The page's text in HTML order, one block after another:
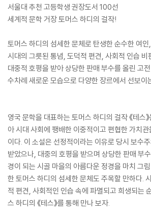
서울대 추천 고등학생 권장도서 100선
세계적 문학 거장 토머스 하디의 걸작!
토머스 하디의 섬세한 문체로 탄생한 순수한 여인
시대의 그릇된 통념, 도덕적 편견, 사회적 인습 비
대중적 호평을 받아 상당한 판매 부수를 올린 고전
수차례 새로운 모습으로 다양한 장르에서 선보이
영국 문학을 대표하는 토머스 하디의 걸작 《테스
아 시대 사회에 팽배한 이중적이고 편협한 가치
이다. 이 소설은 선정적이라는 이유로 당시 보수
받았으나, 대중의 호평을 받으며 상당한 판매 부
경이 되는 시골 마을의 아름다운 정경을 마치 그
한 토머스 하디의 섬세한 문체도 주목할 만하다.
적 편견, 사회적인 인습 속에 파멸되고 희생되는
스 하디의 《테스》를 통해 만나 보자.